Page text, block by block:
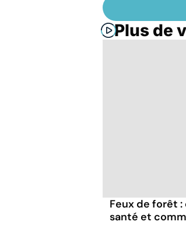
Plus de
Feux de forêt
santé et